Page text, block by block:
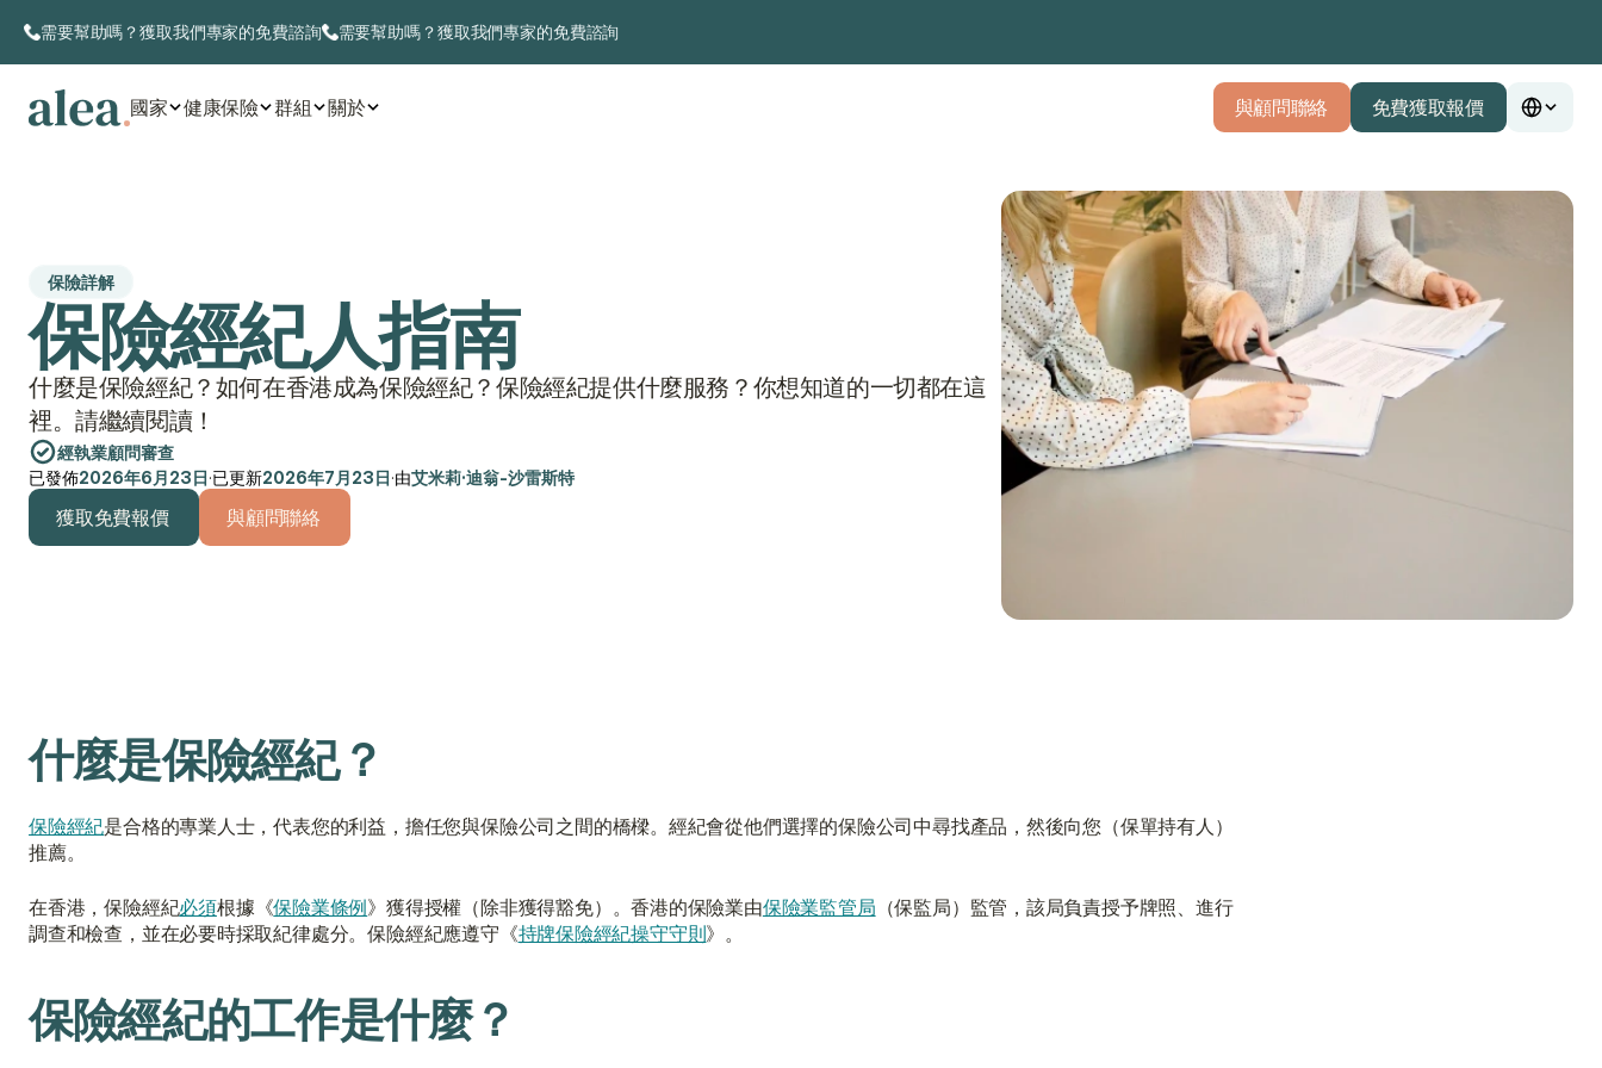
需要幫助嗎？獲取我們專家的免費諮詢 需要幫助嗎？獲取我們專家的免費諮詢
國家 健康保險 群組 關於 與顧問聯絡 免費獲取報價
保險詳解
保險經紀人指南
什麼是保險經紀？如何在香港成為保險經紀？保險經紀提供什麼服務？你想知道的一切都在這
裡。請繼續閱讀！
經執業顧問審查
已發佈2026年6月23日·已更新2026年7月23日·由艾米莉·迪翁-沙雷斯特
獲取免費報價 與顧問聯絡
什麼是保險經紀？
保險經紀是合格的專業人士，代表您的利益，擔任您與保險公司之間的橋樑。經紀會從他們選擇的保險公司中尋找產品，然後向您（保單持有人）
推薦。
在香港，保險經紀必須根據《保險業條例》獲得授權（除非獲得豁免）。香港的保險業由保險業監管局 （保監局）監管，該局負責授予牌照、進行
調查和檢查，並在必要時採取紀律處分。保險經紀應遵守《持牌保險經紀操守守則》。
保險經紀的工作是什麼？